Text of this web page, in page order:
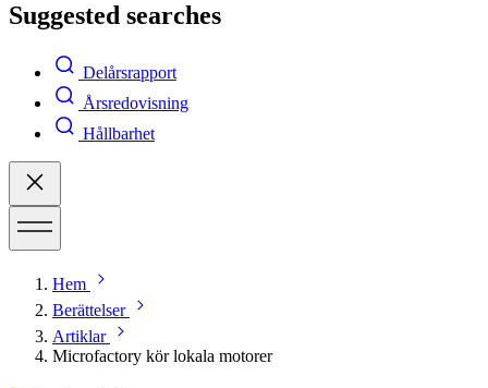
Suggested searches
Delårsrapport
Årsredovisning
Hållbarhet
Hem
Berättelser
Artiklar
Microfactory kör lokala motorer